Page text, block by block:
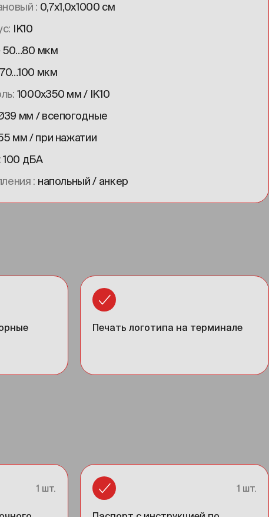
0,7х1,0х1000 см
IK10
50…80 мкм
мкм
1000х350 мм / IK10
мм / всепогодные
мм / при нажатии
100 дБА
напольный / анкер
Печать логотипа на терминале
1 шт. 1 шт.